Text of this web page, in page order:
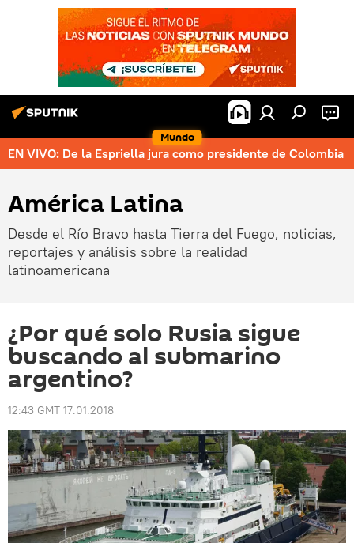
Mundo
EN VIVO: De la Espriella jura como presidente de Colombia
América Latina
Desde el Río Bravo hasta Tierra del Fuego, noticias,
reportajes y análisis sobre la realidad
latinoamericana
¿Por qué solo Rusia sigue
buscando al submarino
argentino?
12:43 GMT 17.01.2018